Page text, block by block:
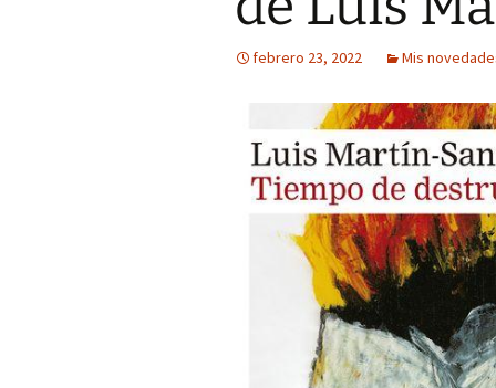
Versos de viernesRelatos
febrero 23, 2022 Mis